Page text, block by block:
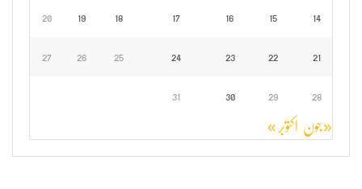
14
15
16
17
18
19
20
21
22
23
24
25
26
27
28
29
30
31
« جون اکتوبر »